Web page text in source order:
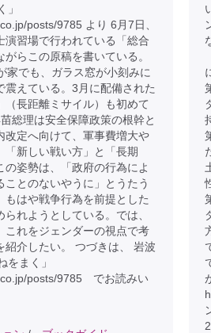
」
posts/9785 より 6月7日、
演習場で行われている「総合
らこの原稿を書いている。
家でも、ガラス窓が小刻みに
えている。3月に配備された
（長距離ミサイル）も初めて
総理は安全保障政策の根幹と
改定へ向けて、軍事費増大や
「新しい戦い方」と「長期
姿勢は、「政府の行為によ
とのないやうに」とうたう
はや戦争行為を前提とした
れようとしている。では、
れをジェンダーの視点で考
紹介したい。 つづきは、 岩波
をまく」
posts/9785 でお読みい